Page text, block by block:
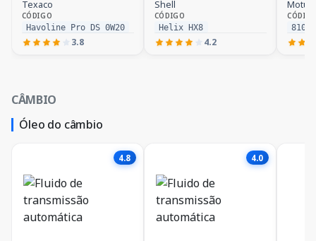
Texaco
CÓDIGO
Havoline Pro DS 0W20
3.8
Shell
CÓDIGO
Helix HX8
4.2
Motul
8100
CÂMBIO
Óleo do câmbio
4.8 4.0